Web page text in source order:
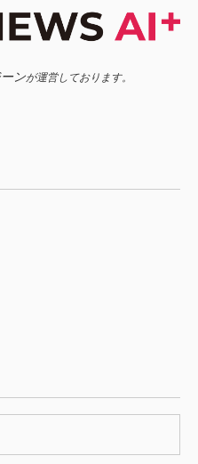
ンが運営しております。